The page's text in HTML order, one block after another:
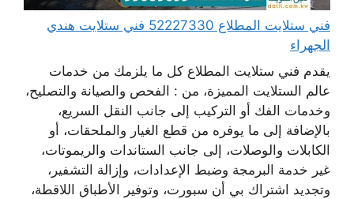
فني ستلايت المطلاع 52227330 فني ستلايت هندي
الجهراء
يقدم فني ستلايت المطلاع كل ما يلزمك من خدمات
عالم الستلايت المميزة، من : الفحص والصيانة والتصليح،
وخدمات الفك أو التركيب إلى جانب النقل السريع،
بالإضافة إلى ما يوفره من قطع الغيار والملحقات، أو
الكابلات والوصلات، إلى جانب الستاندات والريموتات،
غير خدمة البرمجة وضبط الإعدادات، وإزالة التشفير،
وتجديد اشتراك بي أن سبورت، وتوفير الأطباق اللاقطة،